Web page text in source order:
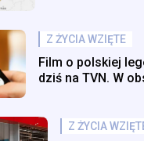
Z ŻYCIA WZIĘTE
Film o polskiej
dziś na TVN. W
Z ŻYCIA